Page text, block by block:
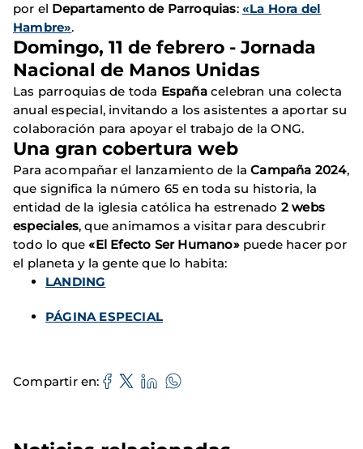
por el Departamento de Parroquias:«La Hora del
Hambre».
Domingo, 11 de febrero - Jornada
Nacional de Manos Unidas
Las parroquias de toda Españacelebran una colecta
anual especial, invitando a los asistentes a aportar su
colaboración para apoyar el trabajo de la ONG.
Una gran cobertura web
Para acompañar el lanzamiento de laCampaña 2024,
que significa la número 65 en toda su historia, la
entidad de la iglesia católica ha estrenado 2 webs
especiales, que animamos a visitar para descubrir
todo lo que«El Efecto Ser Humano»puede hacer por
el planeta y la gente que lo habita:
LANDING
PÁGINA ESPECIAL
Compartir en